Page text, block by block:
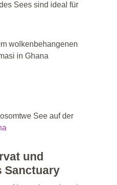
Sees sind ideal für
See auf der
und
Sanctuary